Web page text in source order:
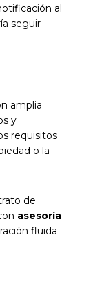
al
seguir
amplia
y
requisitos
o la
de
asesoría
fluida